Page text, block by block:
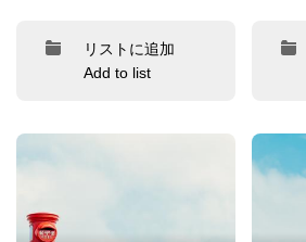
リストに追加
Add to list